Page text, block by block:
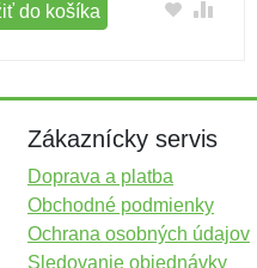
do košíka
Zákaznícky servis
Doprava a platba
Obchodné podmienky
Ochrana osobných údajov
Sledovanie objednávky